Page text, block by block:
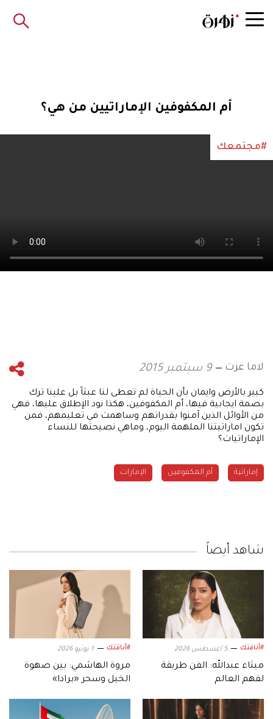
أم المكفوفين الإماراتيين من هي؟
#مجتمعك
لاما عزت 9 سبتمبر 2015
كبير بالأرض وايمان بأن الحياة لم تعطى لنا عبثاً بل علينا ترك
بصمة ايجابية فيها، أم المكفوفين، هكذا نود الإطلاق عليها، فهي
من الأوائل الذين آمنوا بقدراتهم وساهمت في تعليمهم، فمن
تكون اماراتيتنا الملهمة اليوم، وماهي نصيحتها للنساء
الإماراتيات؟
إماراتية أم المكفوفين الإمارات
شاهد أيضاً
#أناقتك 5 أغسطس 2026
ميثاء عبدالله: الفن طريقة
لفهم العالم
#أناقتك 1 يونيو 2026
مروة الهاشمي: بين صهوة
الخيل وسحر «برادا»